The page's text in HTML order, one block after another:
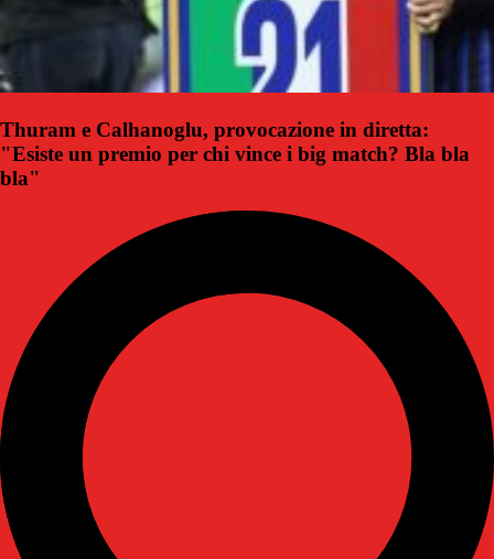
Thuram e Calhanoglu, provocazione in diretta:
"Esiste un premio per chi vince i big match? Bla bla
bla"